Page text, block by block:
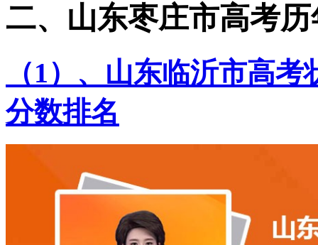
二、山东枣庄市高考
（1）、山东临沂市高
分数排名